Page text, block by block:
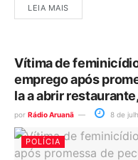
LEIA MAIS
Vítima de
emprego após
la a abrir
por Rádio Aruanã 8 de
POLÍCIA